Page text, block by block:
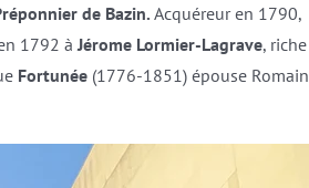
de Bazin. Acquéreur en 1790,
1792 à Jérome Lormier-Lagrave, riche
Fortunée(1776-1851) épouse Romain